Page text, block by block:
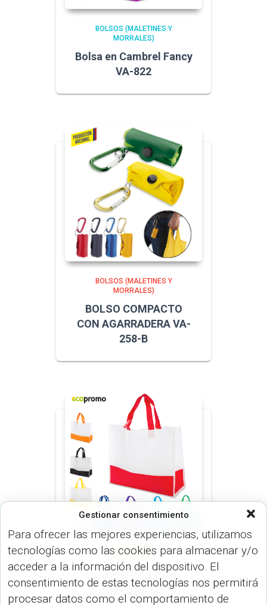
Gestionar consentimiento
Para ofrecer las mejores experiencias, utilizamos
tecnologías como las cookies para almacenar y/o
acceder a la información del dispositivo. El
consentimiento de estas tecnologías nos permitirá
procesar datos como el comportamiento de
BOLSOS (MALETINES Y
MORRALES)
Bolsa en Cambrel Fancy
VA-822
BOLSOS (MALETINES Y
MORRALES)
BOLSO COMPACTO
CON AGARRADERA VA-
258-B
BOLSOS (MALETINES Y
Bolsa en Cambrel
Nevada VA-651